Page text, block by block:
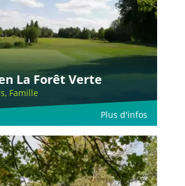
La Forêt Verte
Famille
Plus d'infos